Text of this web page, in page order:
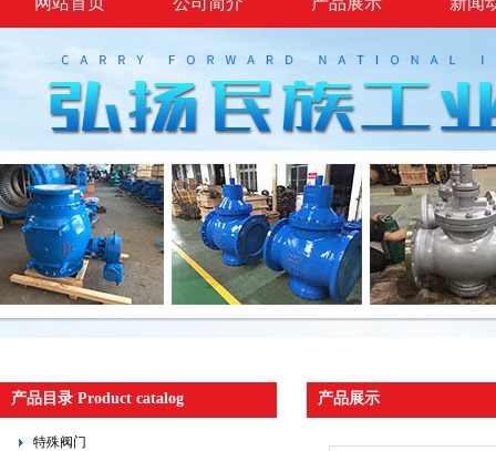
产品目录 Product catalog
特殊阀门
产品展示